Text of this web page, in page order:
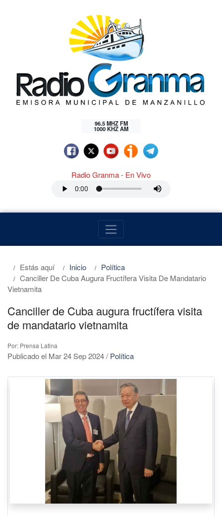
96.5 MHZ FM
1000 KHZ AM
Radio Granma - En Vivo
Estás aquí Inicio
Política
Canciller De Cuba Augura Fructífera Visita De Mandatario
Vietnamita
Canciller de Cuba augura fructífera visita
de mandatario vietnamita
Por: Prensa Latina
Publicado el Mar 24 Sep 2024/ Política